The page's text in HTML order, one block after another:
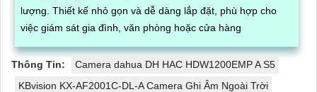
lượng. Thiết kế nhỏ gọn và dễ dàng lắp đặt, phù hợp cho
việc giám sát gia đình, văn phòng hoặc cửa hàng
Thông Tin:
Camera dahua DH HAC HDW1200EMP A S5
KBvision KX-AF2001C-DL-A Camera Ghi Âm Ngoài Trời